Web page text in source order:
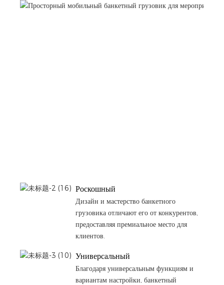
Роскошный
Дизайн и мастерство банкетного
грузовика отличают его от конкурентов,
предоставляя премиальное место для
клиентов.
Универсальный
Благодаря универсальным функциям и
вариантам настройки, банкетный